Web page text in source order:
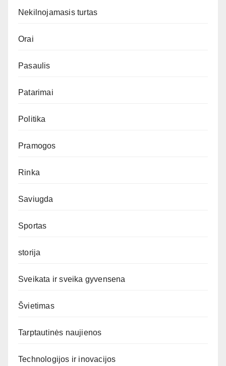
Nekilnojamasis turtas
Orai
Pasaulis
Patarimai
Politika
Pramogos
Rinka
Saviugda
Sportas
storija
Sveikata ir sveika gyvensena
Švietimas
Tarptautinės naujienos
Technologijos ir inovacijos